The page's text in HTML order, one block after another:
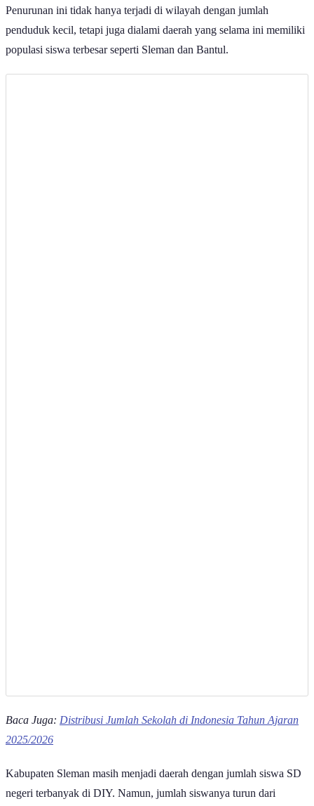
Penurunan ini tidak hanya terjadi di wilayah dengan jumlah
penduduk kecil, tetapi juga dialami daerah yang selama ini memiliki
populasi siswa terbesar seperti Sleman dan Bantul.
Baca Juga: Distribusi Jumlah Sekolah di Indonesia Tahun Ajaran
2025/2026
Kabupaten Sleman masih menjadi daerah dengan jumlah siswa SD
negeri terbanyak di DIY. Namun, jumlah siswanya turun dari